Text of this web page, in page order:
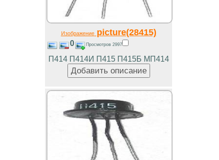
Изображениеpicture(28415)
0 Просмотров 2997
П414 П414И П415 П415Б МП414